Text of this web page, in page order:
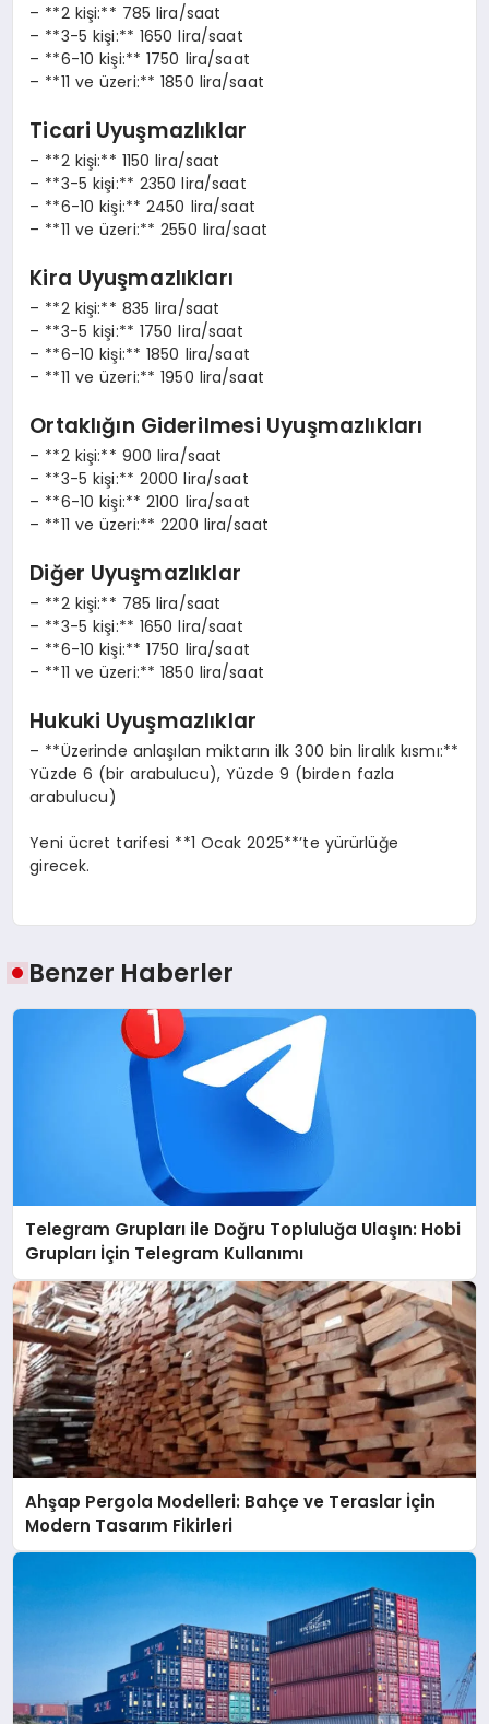
– **2 kişi:** 785 lira/saat
– **3-5 kişi:** 1650 lira/saat
– **6-10 kişi:** 1750 lira/saat
– **11 ve üzeri:** 1850 lira/saat
Ticari Uyuşmazlıklar
– **2 kişi:** 1150 lira/saat
– **3-5 kişi:** 2350 lira/saat
– **6-10 kişi:** 2450 lira/saat
– **11 ve üzeri:** 2550 lira/saat
Kira Uyuşmazlıkları
– **2 kişi:** 835 lira/saat
– **3-5 kişi:** 1750 lira/saat
– **6-10 kişi:** 1850 lira/saat
– **11 ve üzeri:** 1950 lira/saat
Ortaklığın Giderilmesi Uyuşmazlıkları
– **2 kişi:** 900 lira/saat
– **3-5 kişi:** 2000 lira/saat
– **6-10 kişi:** 2100 lira/saat
– **11 ve üzeri:** 2200 lira/saat
Diğer Uyuşmazlıklar
– **2 kişi:** 785 lira/saat
– **3-5 kişi:** 1650 lira/saat
– **6-10 kişi:** 1750 lira/saat
– **11 ve üzeri:** 1850 lira/saat
Hukuki Uyuşmazlıklar
– **Üzerinde anlaşılan miktarın ilk 300 bin liralık kısmı:**
Yüzde 6 (bir arabulucu), Yüzde 9 (birden fazla
arabulucu)
Yeni ücret tarifesi **1 Ocak 2025**’te yürürlüğe
girecek.
Benzer Haberler
Telegram Grupları ile Doğru Topluluğa Ulaşın: Hobi
Grupları İçin Telegram Kullanımı
Ahşap Pergola Modelleri: Bahçe ve Teraslar İçin
Modern Tasarım Fikirleri